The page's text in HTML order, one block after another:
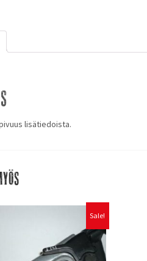
lisätiedoista.
Sale!